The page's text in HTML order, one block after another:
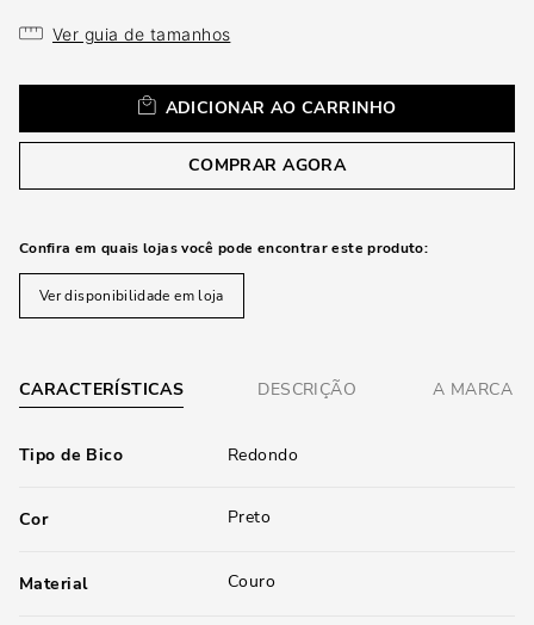
Ver guia de tamanhos
ADICIONAR AO CARRINHO
COMPRAR AGORA
Confira em quais lojas você pode encontrar este produto:
Ver disponibilidade em loja
CARACTERÍSTICAS DESCRIÇÃO A MARCA
Tipo de Bico Redondo
Cor Preto
Material Couro